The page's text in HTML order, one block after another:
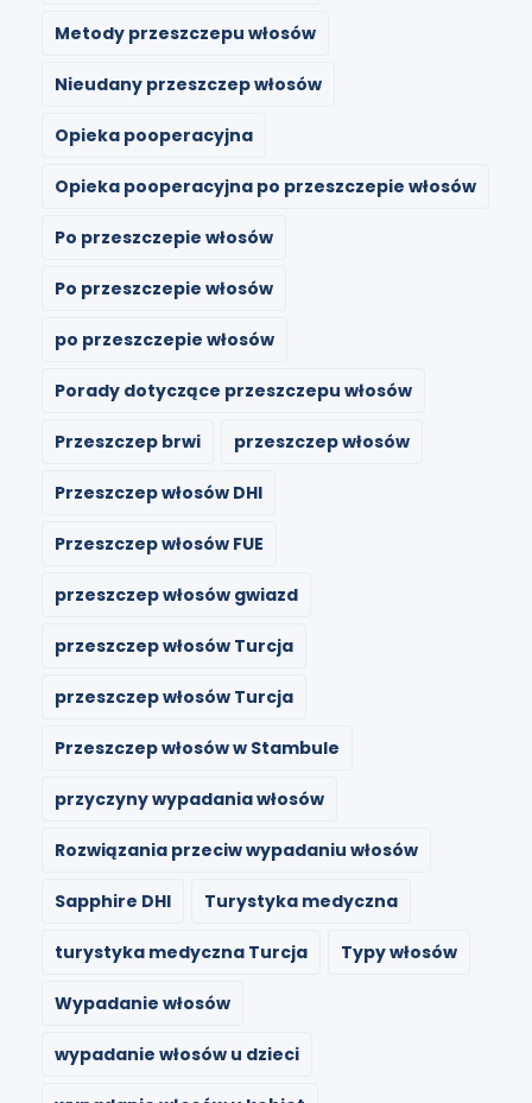
Metody przeszczepu włosów
Nieudany przeszczep włosów
Opieka pooperacyjna
Opieka pooperacyjna po przeszczepie włosów
Po przeszczepie włosów
Po przeszczepie włosów
po przeszczepie włosów
Porady dotyczące przeszczepu włosów
Przeszczep brwi przeszczep włosów
Przeszczep włosów DHI
Przeszczep włosów FUE
przeszczep włosów gwiazd
przeszczep włosów Turcja
przeszczep włosów Turcja
Przeszczep włosów w Stambule
przyczyny wypadania włosów
Rozwiązania przeciw wypadaniu włosów
Sapphire DHI Turystyka medyczna
turystyka medyczna Turcja Typy włosów
Wypadanie włosów
wypadanie włosów u dzieci